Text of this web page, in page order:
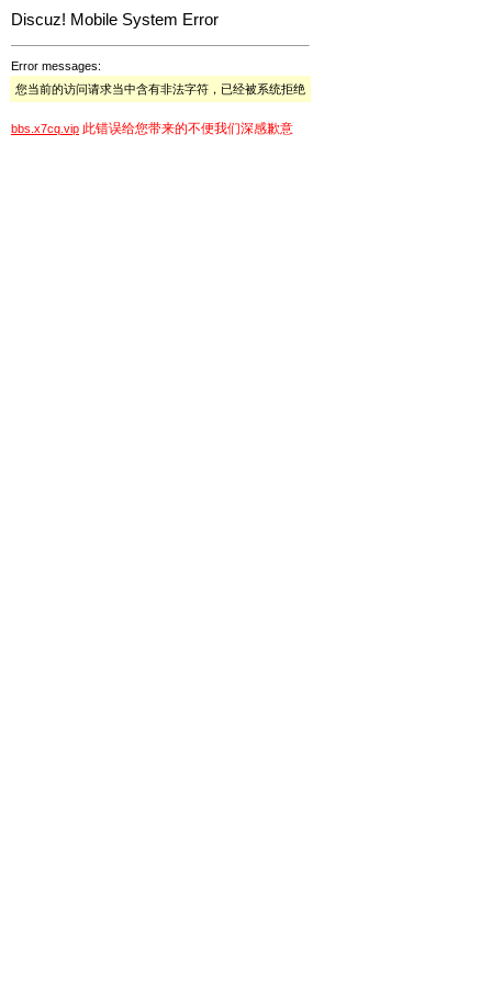
Discuz! Mobile System Error
Error messages:
您当前的访问请求当中含有非法字符，已经被系统拒绝
bbs.x7cq.vip 此错误给您带来的不便我们深感歉意